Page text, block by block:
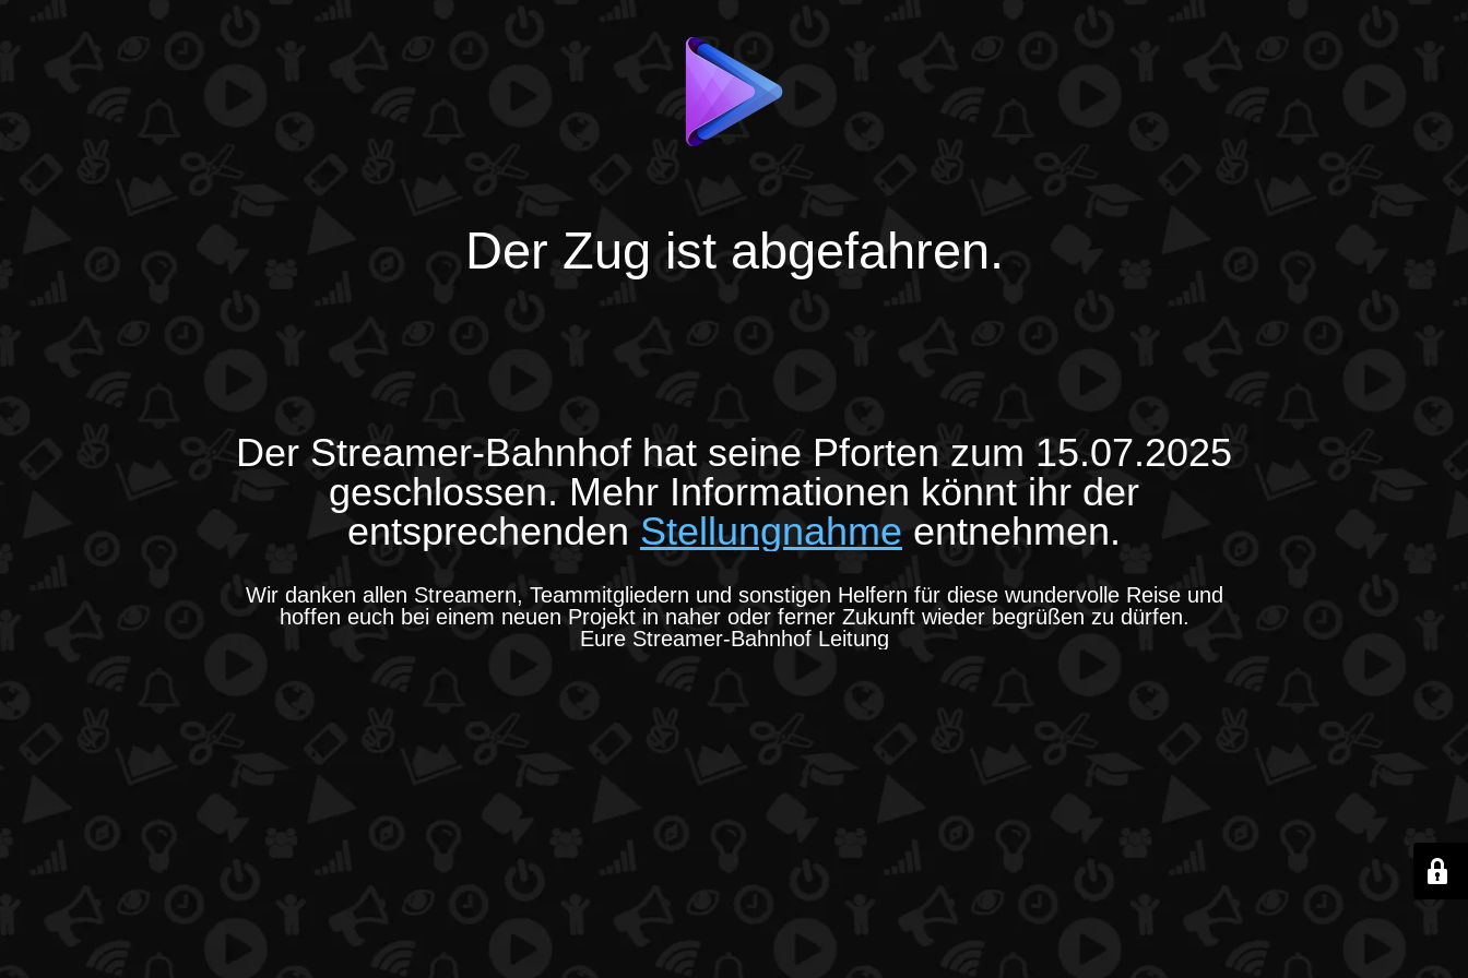
Der Zug ist abgefahren.
Der Streamer-Bahnhof hat seine Pforten zum 15.07.2025
geschlossen. Mehr Informationen könnt ihr der
entsprechenden Stellungnahme entnehmen.
Wir danken allen Streamern, Teammitgliedern und sonstigen Helfern für diese wundervolle Reise und
hoffen euch bei einem neuen Projekt in naher oder ferner Zukunft wieder begrüßen zu dürfen.
Eure Streamer-Bahnhof Leitung